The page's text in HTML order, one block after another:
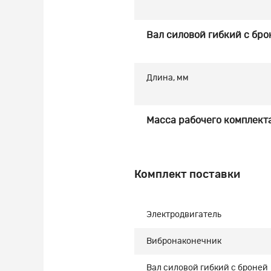
Вал силовой гибкий с
Длина, мм
Масса рабочего
Комплект поставки
Электродвигатель
Вибронаконечник
Вал силовой гибкий с броней